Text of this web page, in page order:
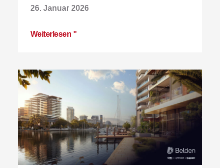
26. Januar 2026
Weiterlesen "